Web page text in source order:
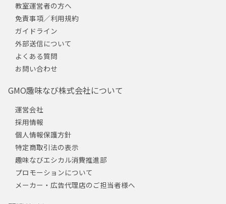
教室運営者の方へ
免責事項／利用規約
ガイドライン
外部送信について
よくある質問
お問い合わせ
GMO趣味なび株式会社について
運営会社
採用情報
個人情報保護方針
特定商取引法の表示
趣味なびエシカル消費推進部
プロモーションについて
メーカー・広告代理店のご担当者様へ